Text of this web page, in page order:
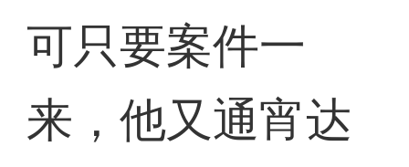
可只要案件一
来，他又通宵达